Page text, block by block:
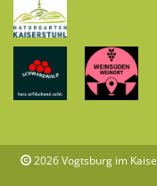
2026 Vogtsburg im